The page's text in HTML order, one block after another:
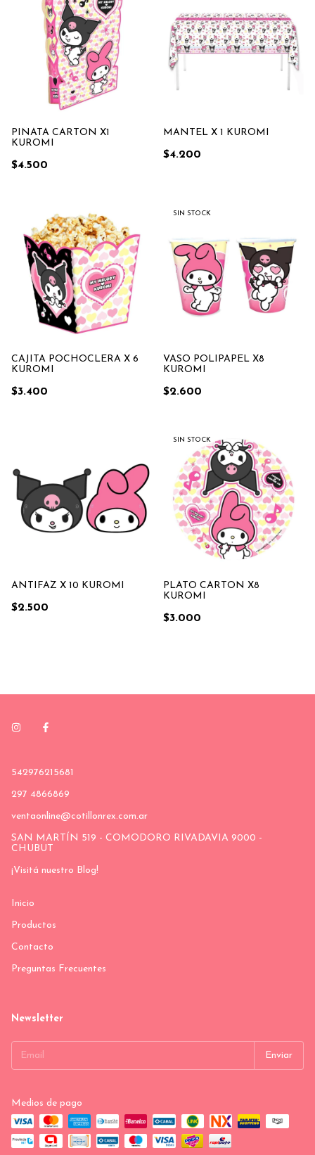
PIÑATA CARTON X1
KUROMI
$4.500
MANTEL X 1 KUROMI
$4.200
CAJITA POCHOCLERA X 6
KUROMI
$3.400
SIN STOCK
VASO POLIPAPEL X8
KUROMI
$2.600
ANTIFAZ X 10 KUROMI
$2.500
SIN STOCK
PLATO CARTON X8
KUROMI
$3.000
542976215681
297 4866869
ventaonline@cotillonrex.com.ar
SAN MARTÍN 519 - COMODORO RIVADAVIA 9000 -
CHUBUT
¡Visitá nuestro Blog!
Inicio
Productos
Contacto
Preguntas Frecuentes
Newsletter
Medios de pago